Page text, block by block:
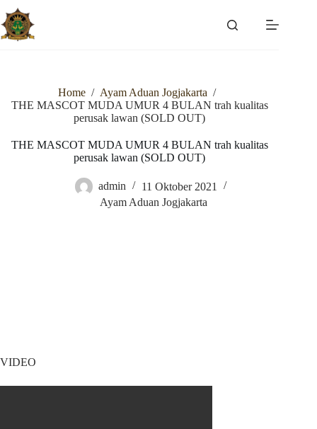
Skip
to
content
Home / Ayam Aduan Jogjakarta /
THE MASCOT MUDA UMUR 4 BULAN trah kualitas
perusak lawan (SOLD OUT)
THE MASCOT MUDA UMUR 4 BULAN trah kualitas
perusak lawan (SOLD OUT)
admin
11 Oktober 2021
Ayam Aduan Jogjakarta
VIDEO